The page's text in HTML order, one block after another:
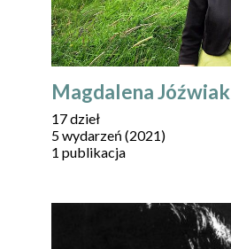
Magdalena Jóźwiak
17 dzieł
5 wydarzeń (2021)
1 publikacja